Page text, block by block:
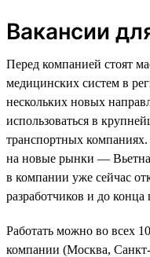
Вакансии
Перед компанией стоят
медицинских систем в
нескольких новых
использоваться в
транспортных
на новые рынки —
в компании уже сейчас
разработчиков и до конца
Работать можно во всех
компании (Москва,